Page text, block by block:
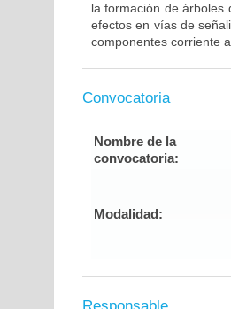
la formación de árboles
efectos en vías de
componentes corriente
Convocatoria
Nombre de la
convocatoria:
Modalidad: